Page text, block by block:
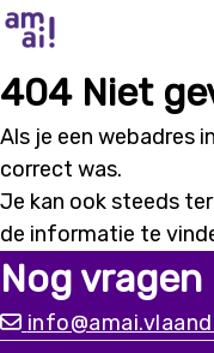
404 Niet
Als je een webadres
correct was.
Je kan ook steeds
de informatie te
Nog